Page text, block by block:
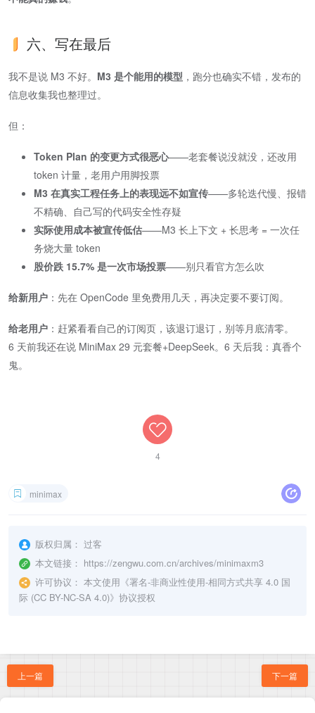
六、写在最后
我不是说 M3 不好。​ M3 是个能用的模型 ​，跑分也确实不错，发布的
信息收集我也整理过。
但：
Token Plan 的变更方式很恶心​——老套餐说没就没，还改用
token 计量，老用户用脚投票
M3 在真实工程任务上的表现远不如宣传​​——多轮迭代慢、报错
不精确、自己写的代码安全性存疑
实际使用成本被宣传低估​——M3 长上下文 + 长思考 = 一次任
务烧大量 token
股价跌 15.7% 是一次市场投票​——别只看官方怎么吹
给新用户 ​：先在 OpenCode 里免费用几天，再决定要不要订阅。
给老用户 ​：赶紧看看自己的订阅页，该退订退订，别等月底清零。
6 天前我还在说 MiniMax 29 元套餐+DeepSeek。6 天后我：真香个
鬼。
4
minimax
版权归属： 过客
本文链接： https://zengwu.com.cn/archives/minimaxm3
许可协议： 本文使用《署名-非商业性使用-相同方式共享 4.0 国
际 (CC BY-NC-SA 4.0)》协议授权
上一篇 下一篇